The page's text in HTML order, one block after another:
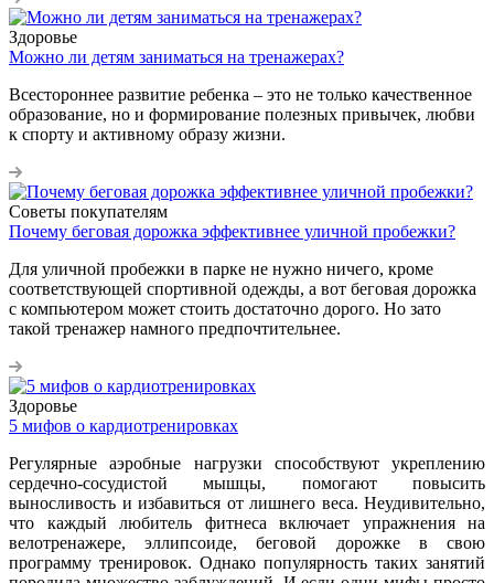
Здоровье
Можно ли детям заниматься на тренажерах?
Всестороннее развитие ребенка – это не только качественное
образование, но и формирование полезных привычек, любви
к спорту и активному образу жизни.
Советы покупателям
Почему беговая дорожка эффективнее уличной пробежки?
Для уличной пробежки в парке не нужно ничего, кроме
соответствующей спортивной одежды, а вот беговая дорожка
с компьютером может стоить достаточно дорого. Но зато
такой тренажер намного предпочтительнее.
Здоровье
5 мифов о кардиотренировках
Регулярные аэробные нагрузки способствуют укреплению
сердечно-сосудистой мышцы, помогают повысить
выносливость и избавиться от лишнего веса. Неудивительно,
что каждый любитель фитнеса включает упражнения на
велотренажере, эллипсоиде, беговой дорожке в свою
программу тренировок. Однако популярность таких занятий